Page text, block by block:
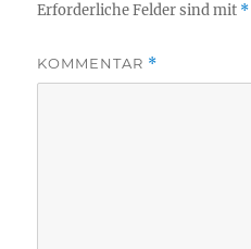
Erforderliche Felder sind mit *
KOMMENTAR *